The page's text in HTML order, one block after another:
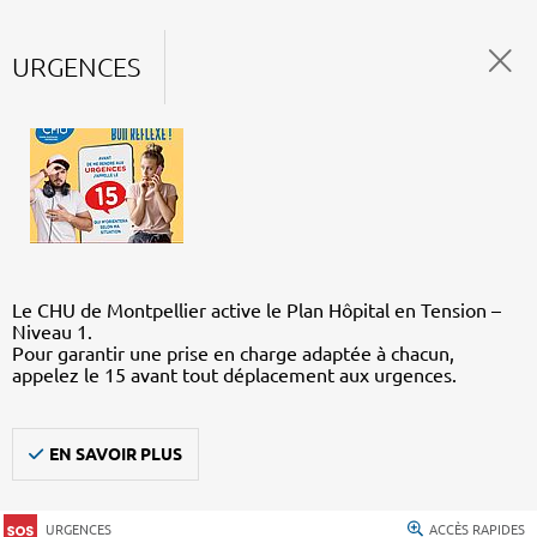
URGENCES
Le CHU de Montpellier active le Plan Hôpital en Tension –
Niveau 1.
Pour garantir une prise en charge adaptée à chacun,
appelez le 15 avant tout déplacement aux urgences.
EN SAVOIR PLUS
URGENCES ACCÈS RAPIDES